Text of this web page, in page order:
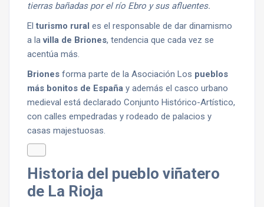
tierras bañadas por el río Ebro y sus afluentes.
Elturismo rural es el responsable de dar dinamismo
a lavilla de Briones, tendencia que cada vez se
acentúa más.
Briones forma parte de la Asociación Los pueblos
más bonitos de España y además el casco urbano
medieval está declarado Conjunto Histórico-Artístico,
con calles empedradas y rodeado de palacios y
casas majestuosas.
Historia del pueblo viñatero
de La Rioja